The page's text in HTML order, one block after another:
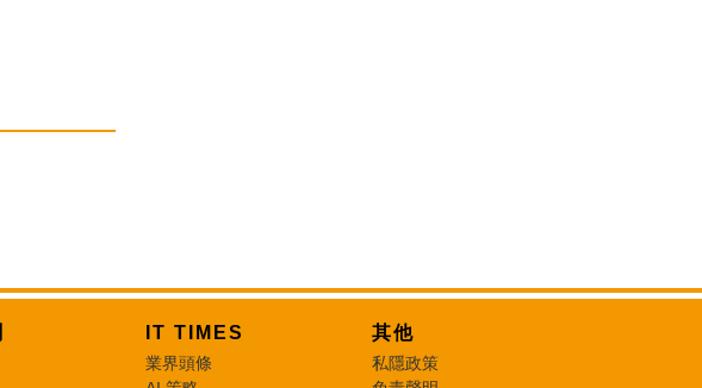
IT TIMES
業界頭條
其他
私隱政策